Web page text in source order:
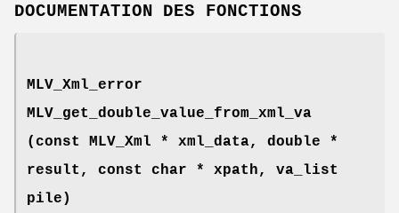
DOCUMENTATION DES FONCTIONS
MLV_Xml_error
MLV_get_double_value_from_xml_va
(const MLV_Xml * xml_data, double *
result, const char * xpath, va_list
pile)